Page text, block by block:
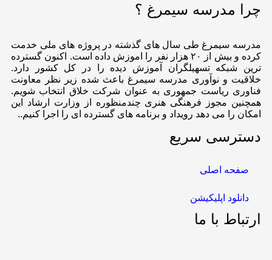
چرا مدرسه سیمرغ ؟
مدرسه سیمرغ طی سال های گذشته در پروژه های ملی خدمت
کرده و بیش از ۲۰ هزار نفر را اموزش داده است. اکنون گسترده
ترین شبکه تسهیلگران آموزش دیده را در کل کشور دارد.
خلاقیت و نوآوری مدرسه سیمرغ باعث شده زیر نظر معاونت
فناوری ریاست جمهوری به عنوان شرکت خلاق انتخاب شویم.
همچنین مجوز فرهنگی هنری چندمنظوره از وزارت ارشاد این
امکان را می دهد رویداد و برنامه های گسترده ای را اجرا کنیم..
دسترسی سریع
صفحه اصلی
دانلود اپلیکیشن
ارتباط با ما